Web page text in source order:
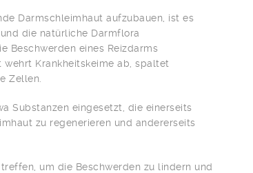
Darmschleimhaut aufzubauen, ist es
die natürliche Darmflora
Beschwerden eines Reizdarms
Krankheitskeime ab, spaltet
Zellen.
Substanzen eingesetzt, die einerseits
zu regenerieren und andererseits
um die Beschwerden zu lindern und